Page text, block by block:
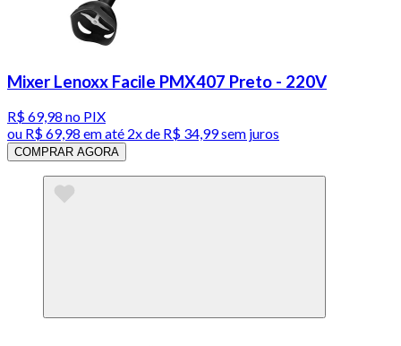
Mixer Lenoxx Facile PMX407 Preto - 220V
R$ 69,98 no PIX
ou R$ 69,98 em até 2x de R$ 34,99 sem juros
COMPRAR AGORA